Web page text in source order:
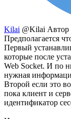
Kilai @Kilai Автор
Предполагается
Первый
которые после
Web Socket. И по
нужная
Второй если это
пока клиент и
идентификатор